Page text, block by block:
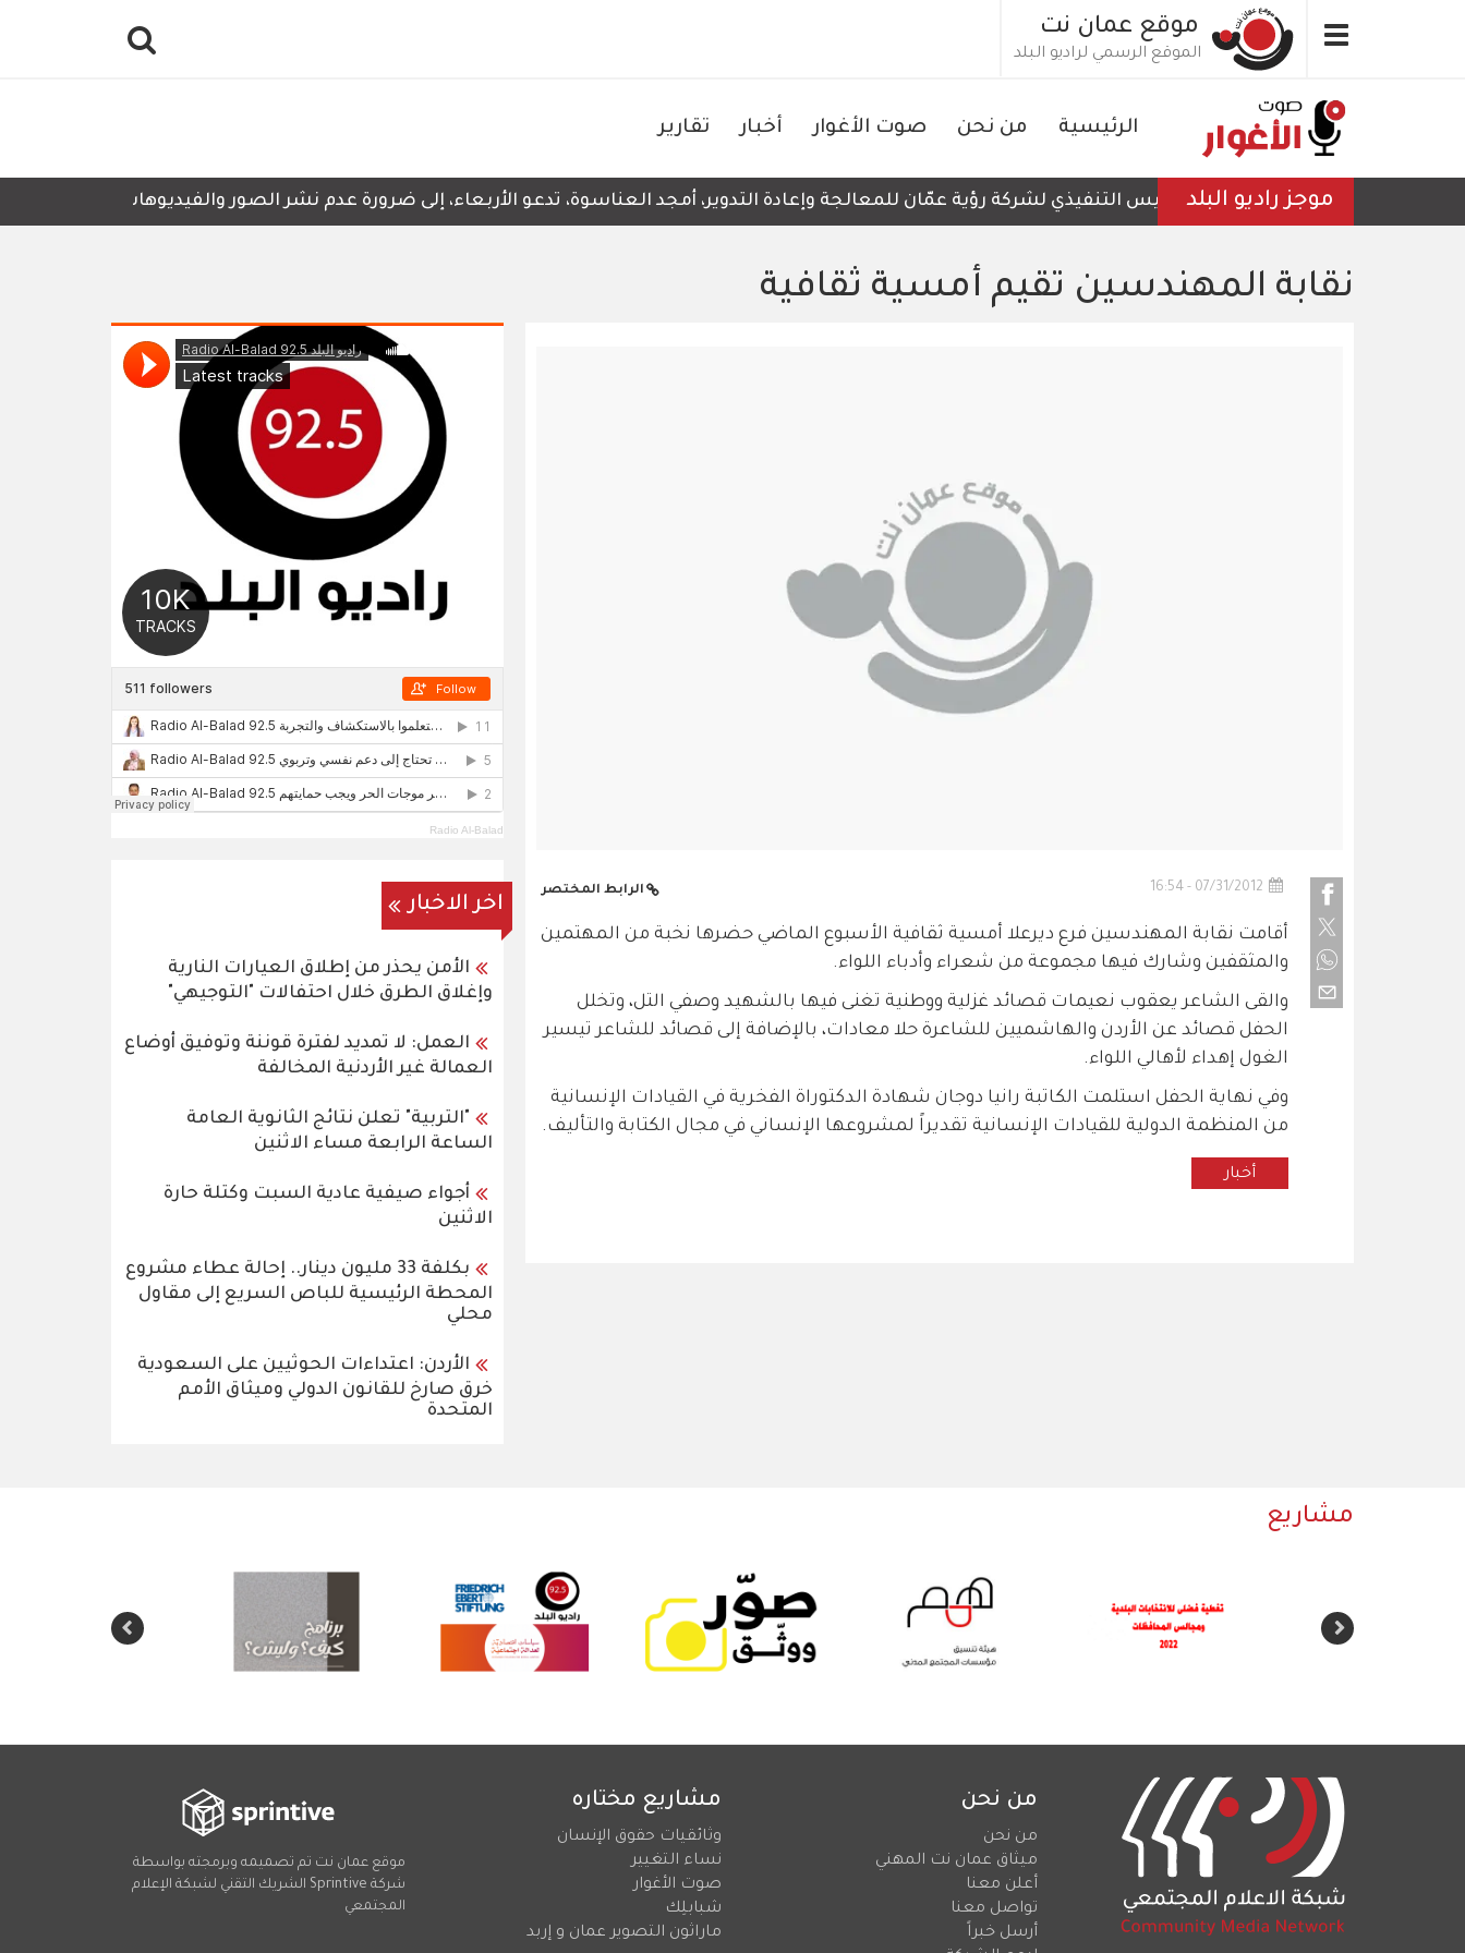
Toggle
navigation
موقع عمان نت
الموقع الرسمي لراديو البلد
الرئيسية من نحن صوت الأغوار أخبار تقارير
موجز راديو البلدالرئيس التنفيذي لشركة رؤية عمّان للمعالجة وإعادة التدوير، أمجد العناسوة، تدعو الأربعاء، إلى ضرورة عدم نشر الصور والفيديوهات التي لا تحتوي
نقابة المهندسين تقيم أمسية ثقافية
07/31/2012 - 16:54 الرابط المختصر
أقامت نقابة المهندسين فرع ديرعلا أمسية ثقافية الأسبوع الماضي حضرها نخبة من المهتمين
والمثقفين وشارك فيها مجموعة من شعراء وأدباء اللواء.
والقى الشاعر يعقوب نعيمات قصائد غزلية ووطنية تغنى فيها بالشهيد وصفي التل، وتخلل
الحفل قصائد عن الأردن والهاشميين للشاعرة حلا معادات، بالإضافة إلى قصائد للشاعر تيسير
الغول إهداء لأهالي اللواء.
وفي نهاية الحفل استلمت الكاتبة رانيا دوجان شهادة الدكتوراة الفخرية في القيادات الإنسانية
من المنظمة الدولية للقيادات الإنسانية تقديراً لمشروعها الإنساني في مجال الكتابة والتأليف.
أخبار
Radio Al-Balad
اخر الاخبار
الأمن يحذر من إطلاق العيارات النارية
وإغلاق الطرق خلال احتفالات "التوجيهي"
العمل: لا تمديد لفترة قوننة وتوفيق أوضاع
العمالة غير الأردنية المخالفة
"التربية" تعلن نتائج الثانوية العامة
الساعة الرابعة مساء الاثنين
أجواء صيفية عادية السبت وكتلة حارة
الاثنين
بكلفة 33 مليون دينار.. إحالة عطاء مشروع
المحطة الرئيسية للباص السريع إلى مقاول
محلي
الأردن: اعتداءات الحوثيين على السعودية
خرق صارخ للقانون الدولي وميثاق الأمم
المتحدة
مشاريع
من نحن
من نحن
ميثاق عمان نت المهني
أعلن معنا
تواصل معنا
أرسل خبراً
مشاريع مختاره
وثائقيات حقوق الإنسان
نساء التغيير
صوت الأغوار
شبابلِك
ماراثون التصوير عمان و إربد
موقع عمان نت تم تصميمه وبرمجته بواسطة
شركة Sprintive الشريك التقني لشبكة الإعلام
المجتمعي